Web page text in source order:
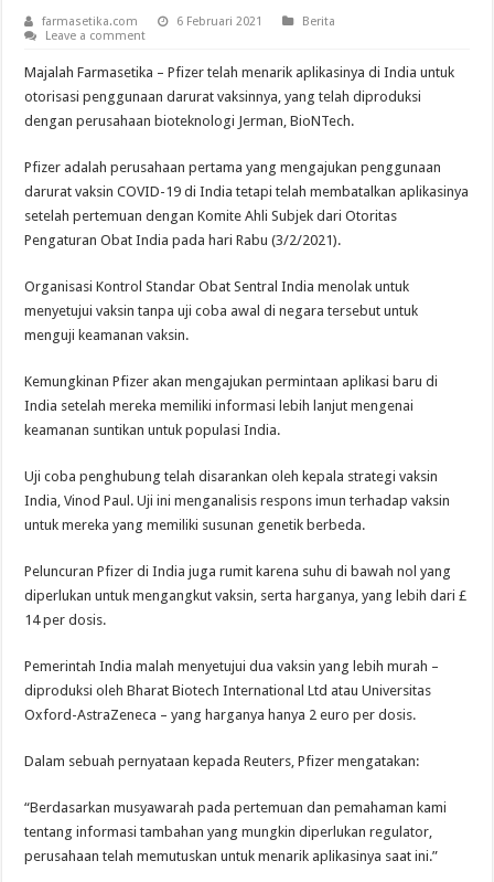
farmasetika.com 6 Februari 2021
Berita
Leave a comment
Majalah Farmasetika – Pfizer telah menarik aplikasinya di India untuk
otorisasi penggunaan darurat vaksinnya, yang telah diproduksi
dengan perusahaan bioteknologi Jerman, BioNTech.
Pfizer adalah perusahaan pertama yang mengajukan penggunaan
darurat vaksin COVID-19 di India tetapi telah membatalkan aplikasinya
setelah pertemuan dengan Komite Ahli Subjek dari Otoritas
Pengaturan Obat India pada hari Rabu (3/2/2021).
Organisasi Kontrol Standar Obat Sentral India menolak untuk
menyetujui vaksin tanpa uji coba awal di negara tersebut untuk
menguji keamanan vaksin.
Kemungkinan Pfizer akan mengajukan permintaan aplikasi baru di
India setelah mereka memiliki informasi lebih lanjut mengenai
keamanan suntikan untuk populasi India.
Uji coba penghubung telah disarankan oleh kepala strategi vaksin
India, Vinod Paul. Uji ini menganalisis respons imun terhadap vaksin
untuk mereka yang memiliki susunan genetik berbeda.
Peluncuran Pfizer di India juga rumit karena suhu di bawah nol yang
diperlukan untuk mengangkut vaksin, serta harganya, yang lebih dari £
14 per dosis.
Pemerintah India malah menyetujui dua vaksin yang lebih murah –
diproduksi oleh Bharat Biotech International Ltd atau Universitas
Oxford-AstraZeneca – yang harganya hanya 2 euro per dosis.
Dalam sebuah pernyataan kepada Reuters, Pfizer mengatakan:
“Berdasarkan musyawarah pada pertemuan dan pemahaman kami
tentang informasi tambahan yang mungkin diperlukan regulator,
perusahaan telah memutuskan untuk menarik aplikasinya saat ini.”